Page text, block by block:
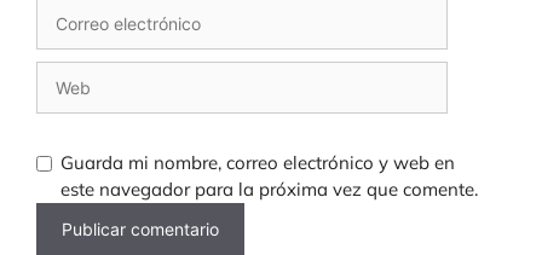
Correo
electrónico
Web
Guarda mi nombre, correo electrónico y web en
este navegador para la próxima vez que comente.